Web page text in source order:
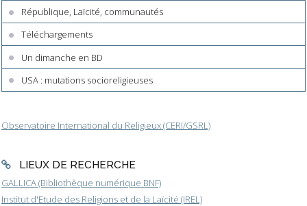
République, Laïcité, communautés
Téléchargements
Un dimanche en BD
USA : mutations socioreligieuses
Observatoire International du Religieux (CERI/GSRL)
LIEUX DE RECHERCHE
GALLICA (Bibliothèque numérique BNF)
Institut d'Etude des Religions et de la Laïcité (IREL)